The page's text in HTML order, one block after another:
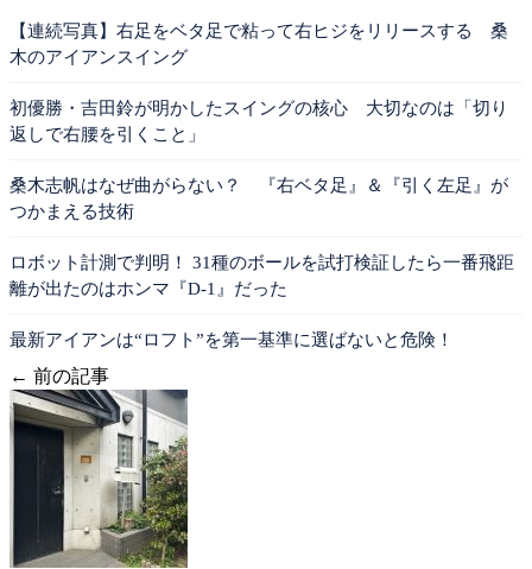
【連続写真】右足をベタ足で粘って右ヒジをリリースする 桑
木のアイアンスイング
初優勝・吉田鈴が明かしたスイングの核心 大切なのは「切り
返しで右腰を引くこと」
桑木志帆はなぜ曲がらない？ 『右ベタ足』＆『引く左足』が
つかまえる技術
ロボット計測で判明！ 31種のボールを試打検証したら一番飛距
離が出たのはホンマ『D-1』だった
最新アイアンは“ロフト”を第一基準に選ばないと危険！
← 前の記事